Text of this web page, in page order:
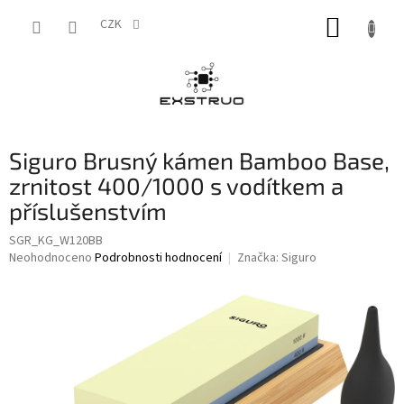
CZK
Siguro Brusný kámen Bamboo Base,
zrnitost 400/1000 s vodítkem a
příslušenstvím
SGR_KG_W120BB
Průměrné
Neohodnoceno Podrobnosti hodnocení Značka: Siguro